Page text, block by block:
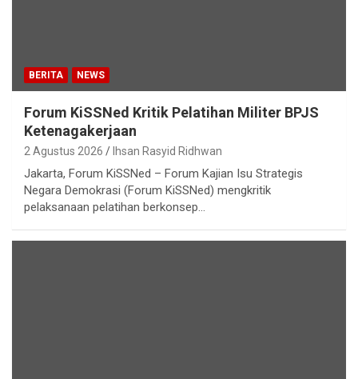
BERITA NEWS
Forum KiSSNed Kritik Pelatihan Militer BPJS
Ketenagakerjaan
2 Agustus 2026 Ihsan Rasyid Ridhwan
Jakarta, Forum KiSSNed – Forum Kajian Isu Strategis
Negara Demokrasi (Forum KiSSNed) mengkritik
pelaksanaan pelatihan berkonsep…